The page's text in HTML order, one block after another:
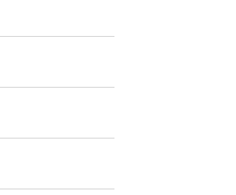
バシーポリシー
問い合わせ
で社風を見る